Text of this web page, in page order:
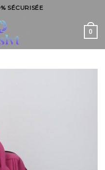
SÉCURISÉE
0